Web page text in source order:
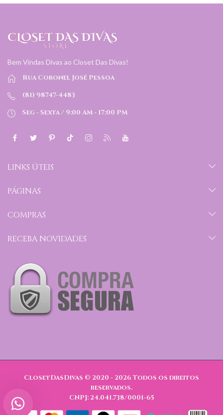
Bem Vindas Divas ao Closet Das Divas!
Rua Coronel José Pessoa
(81) 98747-4483
Seg - Sexta / 9:00 AM - 17:00 PM
LINKS ÚTEIS
PÁGINAS
COMPRAS
RECEBA NOVIDADES
ClosetDasDivas © 2020 - 2026 Todos os direitos
reservados.
CNPJ: 24.041.738/0001-65